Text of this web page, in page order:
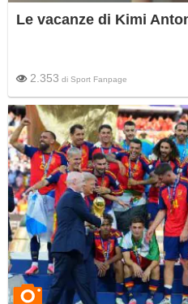
Le vacanze di Kimi
2.353 di Sport Fanpage